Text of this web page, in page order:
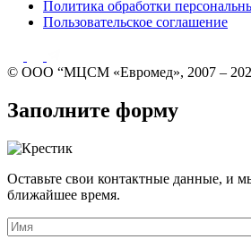
Политика обработки
Пользовательское соглашение
© ООО “МЦСМ «Евромед», 2007 –
Заполните форму
Оставьте свои контактные данные, и
ближайшее время.